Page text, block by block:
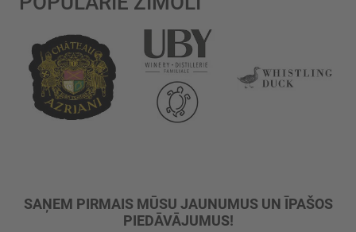
SAŅEM PIRMAIS MŪSU JAUNUMUS UN ĪPAŠOS
PIEDĀVĀJUMUS!